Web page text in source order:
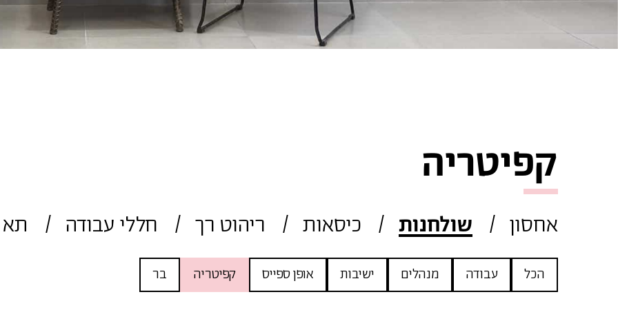
קפיטריה
אחסון שולחנות כיסאות ריהוט רך חללי עבודה
הכל עבודה מנהלים ישיבות אופן ספייס קפיטריה בר